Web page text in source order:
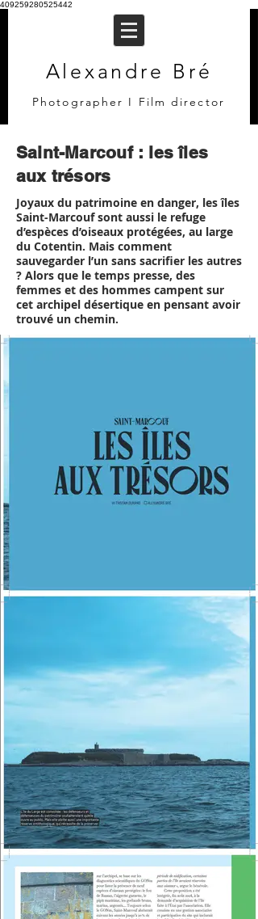
409259280525442
Alexandre Bré
Photographer I Film director
Saint-Marcouf : les îles
aux trésors
Joyaux du patrimoine en danger, les îles
Saint-Marcouf sont aussi le refuge
d’espèces d’oiseaux protégées, au large
du Cotentin. Mais comment
sauvegarder l’un sans sacrifier les autres
? Alors que le temps presse, des
femmes et des hommes campent sur
cet archipel désertique en pensant avoir
trouvé un chemin.